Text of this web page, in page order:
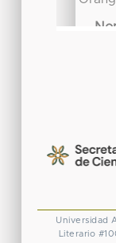
Universidad
Literario